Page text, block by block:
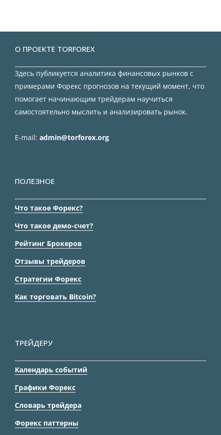
О ПРОЕКТЕ TORFOREX
Здесь публикуется аналитика финансовых рынков с
примерами Форекс прогнозов на текущий момент, что
помогает начинающим трейдерам научиться
самостоятельно мыслить и анализировать рынок.
E-mail: admin@torforex.org
ПОЛЕЗНОЕ
Что такое Форекс?
Что такое демо-счет?
Рейтинг Брокеров
Отзывы трейдеров
Стратегии Форекс
Как торговать Bitcoin?
ТРЕЙДЕРУ
Календарь событий
Графики Форекс
Словарь трейдера
Форекс паттерны